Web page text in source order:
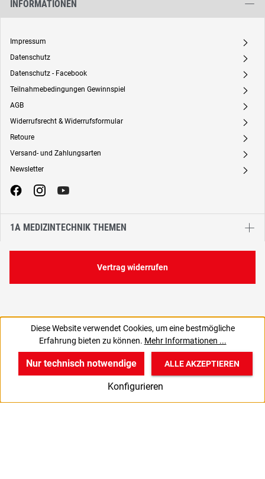
86,00 €
INFORMATIONEN
Impressum A
Datenschutz A
Datenschutz - Facebook A
Teilnahmebedingungen Gewinnspiel A
AGB A
Widerrufsrecht & Widerrufsformular A
Retoure A
Versand- und Zahlungsarten A
Newsletter A
1A MEDIZINTECHNIK THEMEN
Vertrag widerrufen
Diese Website verwendet Cookies, um eine bestmögliche
Erfahrung bieten zu können. Mehr Informationen ...
Nur technisch notwendige
Konfigurieren
ALLE AKZEPTIEREN
v
Produkte
B